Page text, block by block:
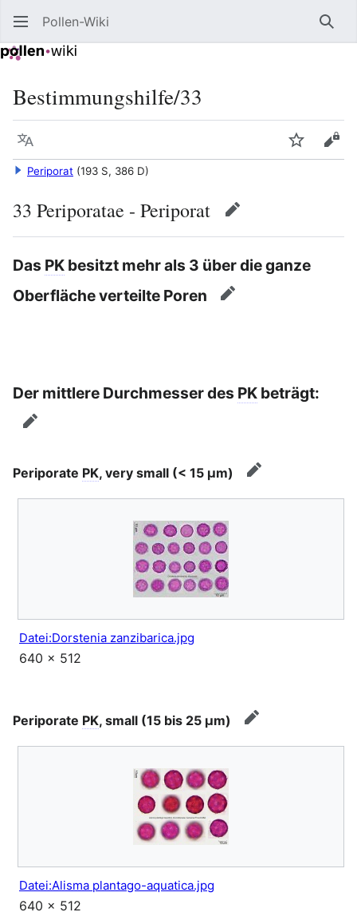
Pollen-Wiki
Bestimmungshilfe/33
Sprache
Periporat (193 S, 386 D)
33 Periporatae - Periporat Bearbeiten
Das PK besitzt mehr als 3 über die ganze
Oberfläche verteilte Poren
Bearbeiten
Der mittlere Durchmesser des PK beträgt:
Bearbeiten
Periporate PK, very small (< 15 μm) Bearbeiten
Datei:Dorstenia zanzibarica.jpg
640 × 512
Periporate PK, small (15 bis 25 μm) Bearbeiten
Datei:Alisma plantago-aquatica.jpg
640 × 512